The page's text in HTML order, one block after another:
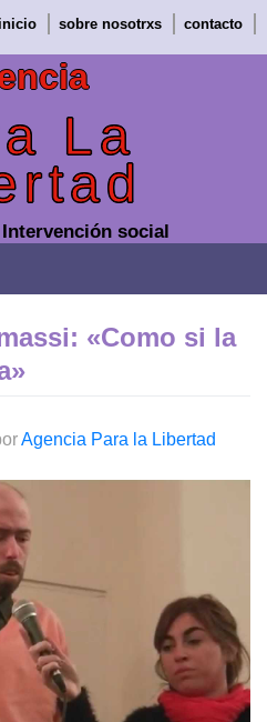
inicio sobre nosotrxs contacto
La
social
«Como si la
Agencia Para la Libertad